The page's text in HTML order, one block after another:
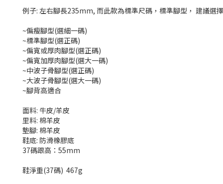
例子: 左右腳長235mm, 而此款為標準尺碼，標準腳型， 建議選
~偏瘦腳型(選細一碼)
~標準腳型(選正碼)
~偏寬或厚肉腳型(選正碼)
~偏寬加厚肉腳型(選大一碼)
~中波子骨腳型(選正碼)
~大波子骨腳型(選大一碼)
~腳背高適合
面料: 牛皮/羊皮
里料: 棉羊皮
墊腳: 棉羊皮
鞋底: 防滑橡膠底
37碼跟高：55mm
鞋淨重(37碼) 467g